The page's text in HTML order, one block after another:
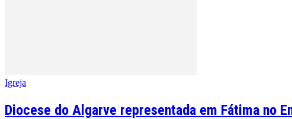
Igreja
Diocese do Algarve representada em Fátima no